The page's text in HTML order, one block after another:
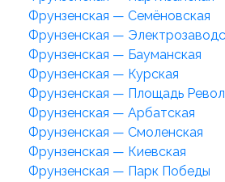
Фрунзенская — Семёновская
Фрунзенская —
Фрунзенская — Бауманская
Фрунзенская — Курская
Фрунзенская — Площадь
Фрунзенская — Арбатская
Фрунзенская — Смоленская
Фрунзенская — Киевская
Фрунзенская — Парк Победы